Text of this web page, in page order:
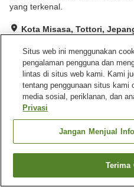
yang terkenal.
Kota Misasa, Tottori,
Baik Ulasan:425
Fasilitas properti
Tempat parkir
Beranda Jepang Tottori
Misasa Onsen Misasa Royal Hotel
Cari
Situs web ini menggunakan
pengalaman pengguna dan
lintas di situs web kami. Kami
tentang penggunaan situs kami
media sosial, periklanan, dan
Privasi
Jangan Menjual
Terima